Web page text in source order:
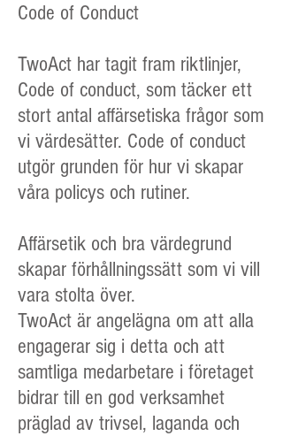
Code of Conduct
TwoAct har tagit fram riktlinjer,
Code of conduct, som täcker ett
stort antal affärsetiska frågor som
vi värdesätter. Code of conduct
utgör grunden för hur vi skapar
våra policys och rutiner.
Affärsetik och bra värdegrund
skapar förhållningssätt som vi vill
vara stolta över.
TwoAct är angelägna om att alla
engagerar sig i detta och att
samtliga medarbetare i företaget
bidrar till en god verksamhet
präglad av trivsel, laganda och